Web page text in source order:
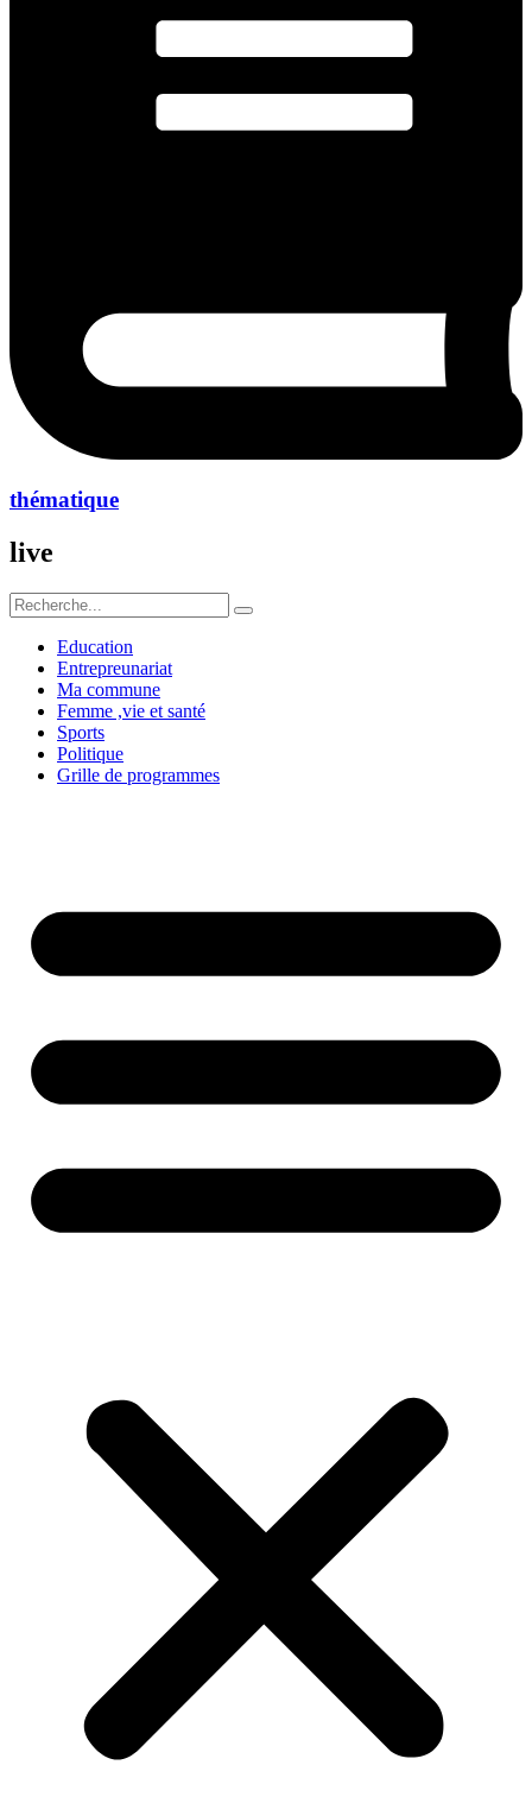
thématique
live
Education
Entrepreunariat
Ma commune
Femme ,vie et santé
Sports
Politique
Grille de programmes